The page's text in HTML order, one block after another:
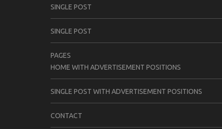
SINGLE POST
SINGLE POST
PAGES
HOME WITH ADVERTISEMENT POSITIONS
SINGLE POST WITH ADVERTISEMENT POSITIONS
CONTACT